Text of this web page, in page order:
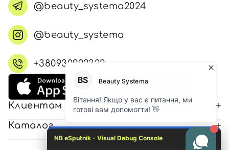
@beauty_systema2024
@beauty_systema
+380930992322
Клиентам
Каталог
NB eSputnik - Visual Debug Console